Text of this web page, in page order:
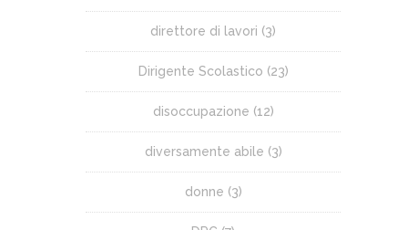
direttore di lavori (3)
Dirigente Scolastico (23)
disoccupazione (12)
diversamente abile (3)
donne (3)